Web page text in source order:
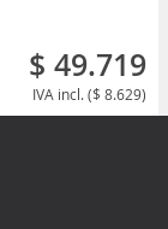
$ 49.719
IVA incl. ($ 8.629)